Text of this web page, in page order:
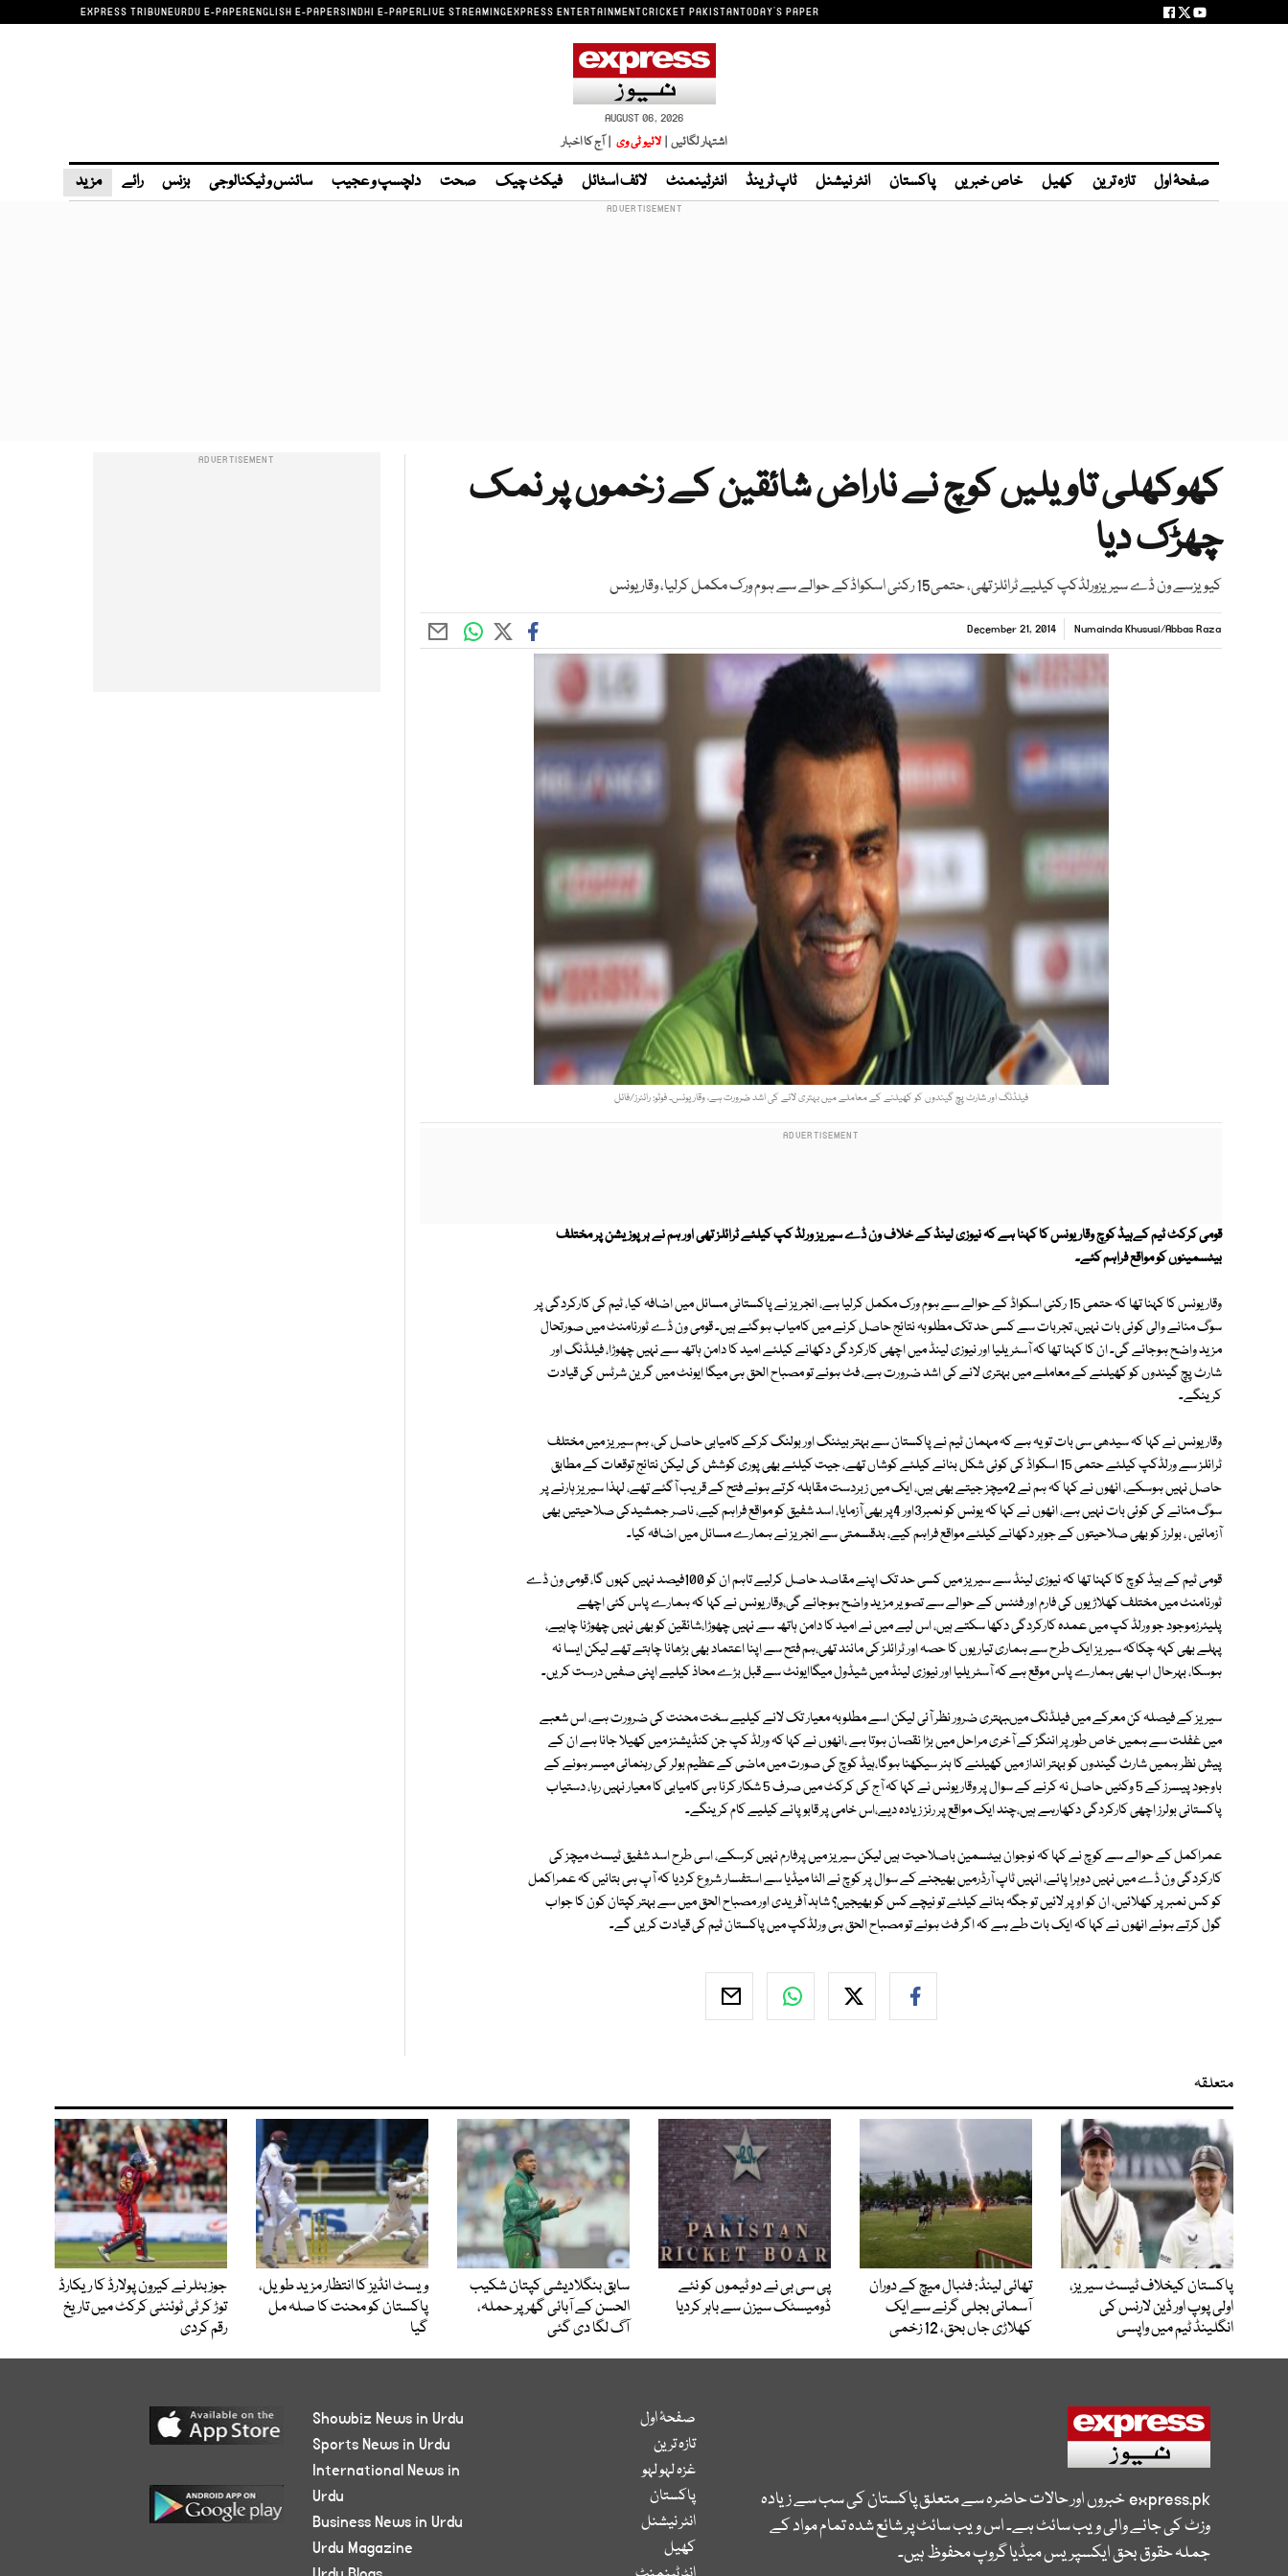
EXPRESS TRIBUNEURDU E-PAPERENGLISH E-PAPERSINDHI E-PAPERLIVE STREAMINGEXPRESS ENTERTAINMENTCRICKET PAKISTANTODAY'S PAPER
AUGUST 06, 2026
اشتہار لگائیں | لائیو ٹی وی | آج کا اخبار
صفحۂ اول تازہ ترین کھیل خاص خبریں پاکستان انٹر نیشنل ٹاپ ٹرینڈ انٹرٹینمنٹ لائف اسٹائل فیکٹ چیک صحت دلچسپ و عجیب سائنس و ٹیکنالوجی بزنس رائے مزید
کھوکھلی تاویلیں کوچ نے ناراض شائقین کے زخموں پر نمک
چھڑک دیا
کیویزسے ون ڈے سیریزورلڈکپ کیلیے ٹرائلز تھی، حتمی15 رکنی اسکواڈکے حوالے سے ہوم ورک مکمل کرلیا، وقار یونس
Numainda Khususi/Abbas Raza
December 21, 2014
فیلڈنگ اور شارٹ پچ گیندوں کو کھیلنے کے معاملے میں بہتری لانے کی اشد ضرورت ہے، وقار یونس۔ فوٹو: رائٹرز/فائل
قومی کرکٹ ٹیم کےہیڈ کوچ وقار یونس کا کہنا ہے کہ نیوزی لینڈ کے خلاف ون ڈے سیریز ورلڈ کپ کیلئے ٹرائلز تھی اور ہم نے ہر پوزیشن پر مختلف
بیٹسمینوں کو مواقع فراہم کئے۔
وقار یونس کا کہنا تھا کہ حتمی 15 رکنی اسکواڈ کے حوالے سے ہوم ورک مکمل کرلیا ہے، انجریز نے پاکستانی مسائل میں اضافہ کیا، ٹیم کی کارکردگی پر
سوگ منانے والی کوئی بات نہیں، تجربات سے کسی حد تک مطلوبہ نتائج حاصل کرنے میں کامیاب ہوگئے ہیں۔ قومی ون ڈے ٹورنامنٹ میں صورتحال
مزید واضح ہوجائے گی۔ ان کا کہنا تھا کہ آسٹریلیا اور نیوزی لینڈ میں اچھی کارکردگی دکھانے کیلئے امید کا دامن ہاتھ سے نہیں چھوڑا، فیلڈنگ اور
شارٹ پچ گیندوں کو کھیلنے کے معاملے میں بہتری لانے کی اشد ضرورت ہے، فٹ ہوئے تو مصباح الحق ہی میگا ایونٹ میں گرین شرٹس کی قیادت
کرینگے۔
وقار یونس نے کہا کہ سیدھی سی بات تو یہ ہے کہ مہمان ٹیم نے پاکستان سے بہتر بیٹنگ اور بولنگ کرکے کامیابی حاصل کی، ہم سیریز میں مختلف
ٹرائلز سے ورلڈکپ کیلئے حتمی 15 اسکواڈ کی کوئی شکل بنانے کیلئے کوشاں تھے، جیت کیلئے بھی پوری کوشش کی لیکن نتائج توقعات کے مطابق
حاصل نہیں ہوسکے، انھوں نے کہا کہ ہم نے 2میچز جیتے بھی ہیں، ایک میں زبردست مقابلہ کرتے ہوئے فتح کے قریب آگئے تھے، لہذا سیریز ہارنے پر
سوگ منانے کی کوئی بات نہیں ہے، انھوں نے کہا کہ یونس کو نمبر3اور 4پر بھی آزمایا، اسد شفیق کو مواقع فراہم کیے، ناصر جمشیدکی صلاحیتیں بھی
آزمائیں ، بولرز کو بھی صلاحیتوں کے جوہر دکھانے کیلئے مواقع فراہم کیے، بدقسمتی سے انجریز نے ہمارے مسائل میں اضافہ کیا۔
قومی ٹیم کے ہیڈ کوچ کا کہنا تھا کہ نیوزی لینڈ سے سیریز میں کسی حد تک اپنے مقاصد حاصل کرلیے تاہم ان کو 100فیصد نہیں کہوں گا، قومی ون ڈے
ٹورنامنٹ میں مختلف کھلاڑیوں کی فارم اور فٹنس کے حوالے سے تصویر مزید واضح ہوجائے گی،وقار یونس نے کہا کہ ہمارے پاس کئی اچھے
پلیئرزموجود جو ورلڈ کپ میں عمدہ کارکردگی دکھا سکتے ہیں، اس لیے میں نے امید کا دامن ہاتھ سے نہیں چھوڑا،شائقین کو بھی نہیں چھوڑنا چاہیے،
پہلے بھی کہہ چکاکہ سیریز ایک طرح سے ہماری تیاریوں کا حصہ اور ٹرائلز کی مانند تھی،ہم فتح سے اپنا اعتماد بھی بڑھانا چاہتے تھے لیکن ایسا نہ
ہوسکا، بہرحال اب بھی ہمارے پاس موقع ہے کہ آسٹریلیا اور نیوزی لینڈ میں شیڈول میگاایونٹ سے قبل بڑے محاذ کیلیے اپنی صفیں درست کریں۔
سیریز کے فیصلہ کن معرکے میں فیلڈنگ میںبہتری ضرور نظر آئی لیکن اسے مطلوبہ معیار تک لانے کیلیے سخت محنت کی ضرورت ہے، اس شعبے
میں غفلت سے ہمیں خاص طور پر اننگز کے آخری مراحل میں بڑا نقصان ہوتا ہے ،انھوں نے کہا کہ ورلڈ کپ جن کنڈیشنز میں کھیلا جانا ہے ان کے
پیش نظر ہمیں شارٹ گیندوں کو بہتر انداز میں کھیلنے کا ہنر سیکھنا ہوگا،ہیڈ کوچ کی صورت میں ماضی کے عظیم بولر کی رہنمائی میسر ہونے کے
باوجود پیسرز کے 5 وکٹیں حاصل نہ کرنے کے سوال پر وقار یونس نے کہا کہ آج کی کرکٹ میں صرف 5 شکار کرنا ہی کامیابی کا معیار نہیں رہا، دستیاب
پاکستانی بولرز اچھی کارکردگی دکھارہے ہیں،چند ایک مواقع پر رنز زیادہ دیے،اس خامی پر قابو پانے کیلیے کام کرینگے۔
عمراکمل کے حوالے سے کوچ نے کہا کہ نوجوان بیٹسمین باصلاحیت ہیں لیکن سیریز میں پرفارم نہیں کرسکے، اسی طرح اسد شفیق ٹیسٹ میچز کی
کارکردگی ون ڈے میں نہیں دوہرا پائے، انہیں ٹاپ آرڈرمیں بھیجنے کے سوال پر کوچ نے الٹا میڈیا سے استفسار شروع کردیا کہ آپ ہی بتائیں کہ عمراکمل
کو کس نمبر پر کھلائیں، ان کو اوپر لائیں تو جگہ بنانے کیلئے تو نیچے کس کو بھیجیں؟ شاہد آفریدی اور مصباح الحق میں سے بہتر کپتان کون کا جواب
گول کرتے ہوئے انھوں نے کہا کہ ایک بات طے ہے کہ اگر فٹ ہوئے تو مصباح الحق ہی ورلڈکپ میں پاکستان ٹیم کی قیادت کریں گے۔
متعلقہ
پاکستان کیخلاف ٹیسٹ سیریز،
اولی پوپ اور ڈین لارنس کی
انگلینڈ ٹیم میں واپسی
تھائی لینڈ: فٹبال میچ کے دوران
آسمانی بجلی گرنے سے ایک
کھلاڑی جاں بحق، 12 زخمی
پی سی بی نے دو ٹیموں کو نئے
ڈومیسٹک سیزن سے باہر کردیا
سابق بنگلادیشی کپتان شکیب
الحسن کے آبائی گھر پر حملہ،
آگ لگا دی گئی
ویسٹ انڈیز کا انتظار مزید طویل،
پاکستان کو محنت کا صلہ مل
گیا
جوز بٹلر نے کیرون پولارڈ کا ریکارڈ
توڑ کر ٹی ٹوئنٹی کرکٹ میں تاریخ
رقم کردی
express.pkخبروں اور حالات حاضرہ سے متعلق پاکستان کی سب سے زیادہ
وزٹ کی جانے والی ویب سائٹ ہے۔ اس ویب سائٹ پر شائع شدہ تمام مواد کے
جملہ حقوق بحق ایکسپریس میڈیا گروپ محفوظ ہیں۔
صفحۂ اول
تازہ ترین
غزہ لہو لہو
پاکستان
انٹر نیشنل
کھیل
Showbiz News in Urdu
Sports News in Urdu
International News in
Urdu
Business News in Urdu
Urdu Magazine